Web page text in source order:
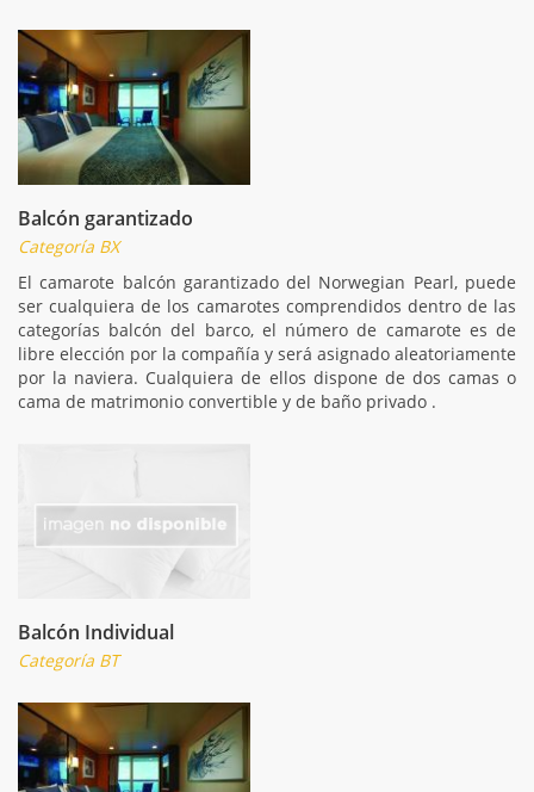
Balcón garantizado
Categoría BX
El camarote balcón garantizado del Norwegian Pearl, puede
ser cualquiera de los camarotes comprendidos dentro de las
categorías balcón del barco, el número de camarote es de
libre elección por la compañía y será asignado aleatoriamente
por la naviera. Cualquiera de ellos dispone de dos camas o
cama de matrimonio convertible y de baño privado .
Balcón Individual
Categoría BT